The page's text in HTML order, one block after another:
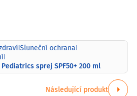
|Sluneční ochrana|
|
sprej SPF50+ 200 ml
Následující produkt